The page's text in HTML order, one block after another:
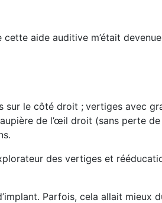
cette aide auditive m’était
sur le côté droit ; vertiges avec
de l’œil droit (sans perte
des vertiges et
Parfois, cela allait mieux